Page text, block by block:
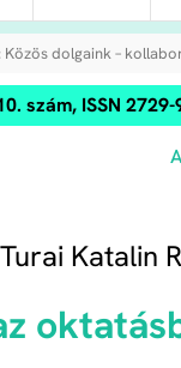
Közös dolgaink –
szám, ISSN
Katalin